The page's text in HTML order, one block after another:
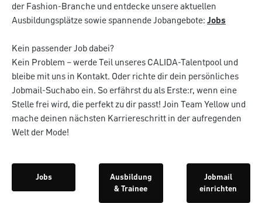
der Fashion-Branche und entdecke unsere aktuellen
Ausbildungsplätze sowie spannende Jobangebote: Jobs
Kein passender Job dabei?​
Kein Problem – werde Teil unseres CALIDA-Talentpool und
bleibe mit uns in Kontakt. Oder richte dir dein persönliches
Jobmail-Suchabo ein. So erfährst du als Erste:r, wenn eine
Stelle frei wird, die perfekt zu dir passt!​ Join Team Yellow und
mache deinen nächsten Karriereschritt in der aufregenden
Welt der Mode!​
Jobs
Ausbildung
& Trainee
Jobmail
einrichten